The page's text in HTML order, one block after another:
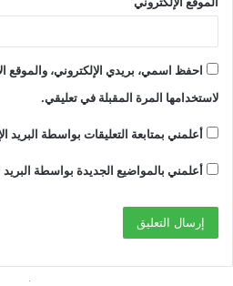
احفظ اسمي، بريدي الإلكتروني، والموقع
لاستخدامها المرة المقبلة في تعليقي.
أعلمني بمتابعة التعليقات بواسطة البريد
أعلمني بالمواضيع الجديدة بواسطة البريد